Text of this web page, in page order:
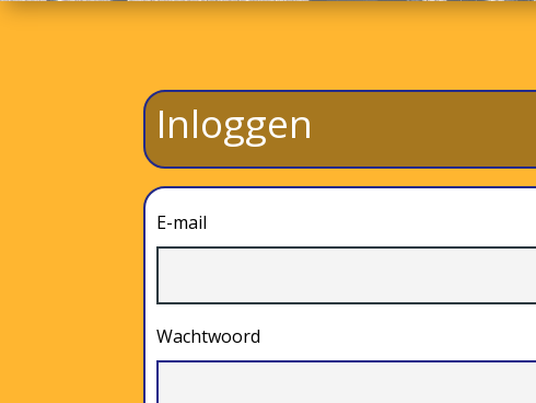
Inloggen
E-mail
Wachtwoord